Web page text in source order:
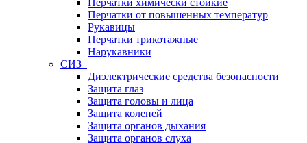
Перчатки химически стойкие
Перчатки от повышенных температур
Рукавицы
Перчатки трикотажные
Нарукавники
СИЗ
Диэлектрические средства безопасности
Защита глаз
Защита головы и лица
Защита коленей
Защита органов дыхания
Защита органов слуха